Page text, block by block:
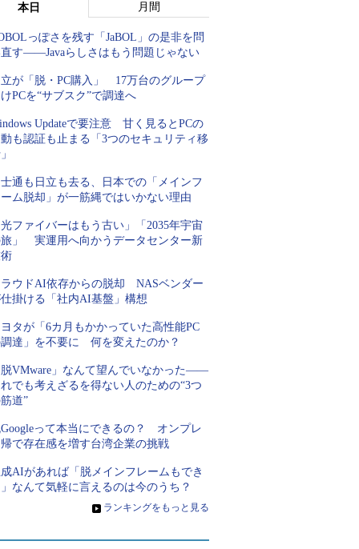
本日 月間
っぽさを残す「JaBOL」の是非を問
す――Javaらしさはもう問題じゃない
が「脱・PC購入」 17万台のグループ
PCを“サブスク”で調達へ
Updateで要注意 甘く見るとPCの
も認証も止まる「3つのセキュリティ移
通も日立も去る、日本での「メインフ
ム脱却」が一筋縄ではいかない理由
ファイバーはもう古い」「2035年宇宙
」 実運用へ向かうデータセンター新
ウドAI依存からの脱却 NASベンダー
掛ける「社内AI基盤」構想
タが「6カ月もかかっていた高性能PC
達」を不要に 何を変えたのか？
VMware」なんて望んでいなかった――
でも考えざるを得ない人のための“3つ
道”
って本当にできるの？ オンプレ
で存在感を増す台湾企業の挑戦
AIがあれば「脱メインフレームもでき
なんて気軽に言えるのは今のうち？
» ランキングをもっと見る